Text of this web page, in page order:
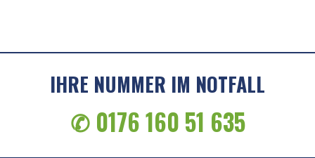
IHRE NUMMER IM NOTFALL
✆ 0176 160 51 635